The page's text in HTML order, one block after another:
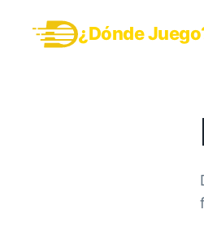
¿Dónde